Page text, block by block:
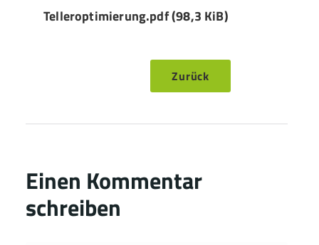
Telleroptimierung.pdf(98,3 KiB)
Zurück
Einen Kommentar
schreiben